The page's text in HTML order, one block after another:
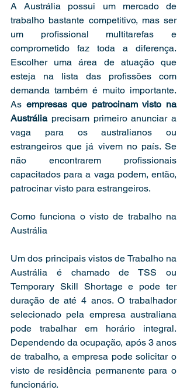
A Austrália possui um mercado de
trabalho bastante competitivo, mas ser
um profissional multitarefas e
comprometido faz toda a diferença.
Escolher uma área de atuação que
esteja na lista das profissões com
demanda também é muito importante.
As empresas que patrocinam visto na
Austrália precisam primeiro anunciar a
vaga para os australianos ou
estrangeiros que já vivem no país. Se
não encontrarem profissionais
capacitados para a vaga podem, então,
patrocinar visto para estrangeiros.
Como funciona o visto de trabalho na
Austrália
Um dos principais vistos de Trabalho na
Austrália é chamado de TSS ou
Temporary Skill Shortage e pode ter
duração de até 4 anos. O trabalhador
selecionado pela empresa australiana
pode trabalhar em horário integral.
Dependendo da ocupação, após 3 anos
de trabalho, a empresa pode solicitar o
visto de residência permanente para o
funcionário.